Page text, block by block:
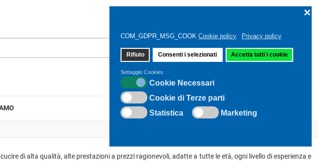
COM_GDPR_MSG_COOK Cookie policy Privacy policy
Rifiuto Consenti i selezionati Accetta tutti i cookie
❌
Settaggio Cookies
Cookie Necessari
Cookie di Terze parti
Statistica
Marketing
di alta qualità, alte prestazioni a prezzi ragionevoli, adatte a tutte le età, ogni livello di esperienza e